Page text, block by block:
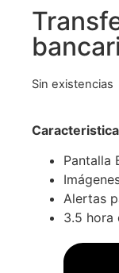
Sin existencias
Pantalla
Alertas
3.5 hora